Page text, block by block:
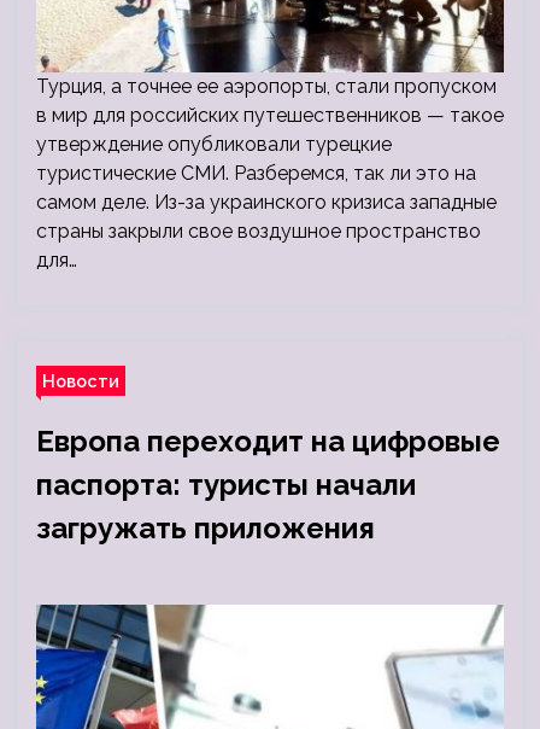
Турция, а точнее ее аэропорты, стали пропуском
в мир для российских путешественников — такое
утверждение опубликовали турецкие
туристические СМИ. Разберемся, так ли это на
самом деле. Из-за украинского кризиса западные
страны закрыли свое воздушное пространство
для…
Новости
Европа переходит на цифровые
паспорта: туристы начали
загружать приложения